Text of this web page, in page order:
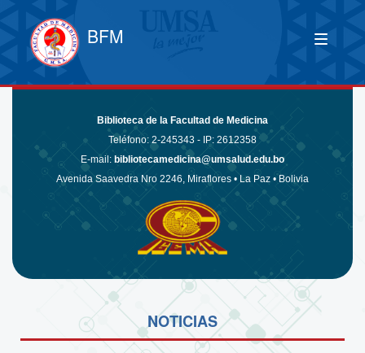
BFM
Biblioteca de la Facultad de Medicina
Teléfono: 2-245343 - IP: 2612358
E-mail: bibliotecamedicina@umsalud.edu.bo
Avenida Saavedra Nro 2246, Miraflores • La Paz • Bolivia
NOTICIAS